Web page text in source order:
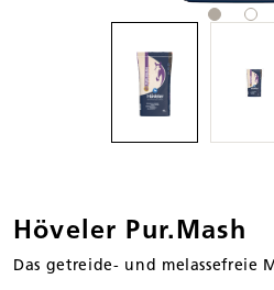
Höveler Pur.Mash
Das getreide- und melassefreie